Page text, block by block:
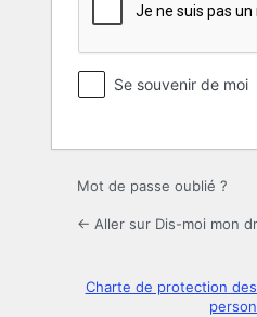
Se souvenir de moi
Mot de passe oublié ?
← Aller sur Dis-moi mon
Charte de protection